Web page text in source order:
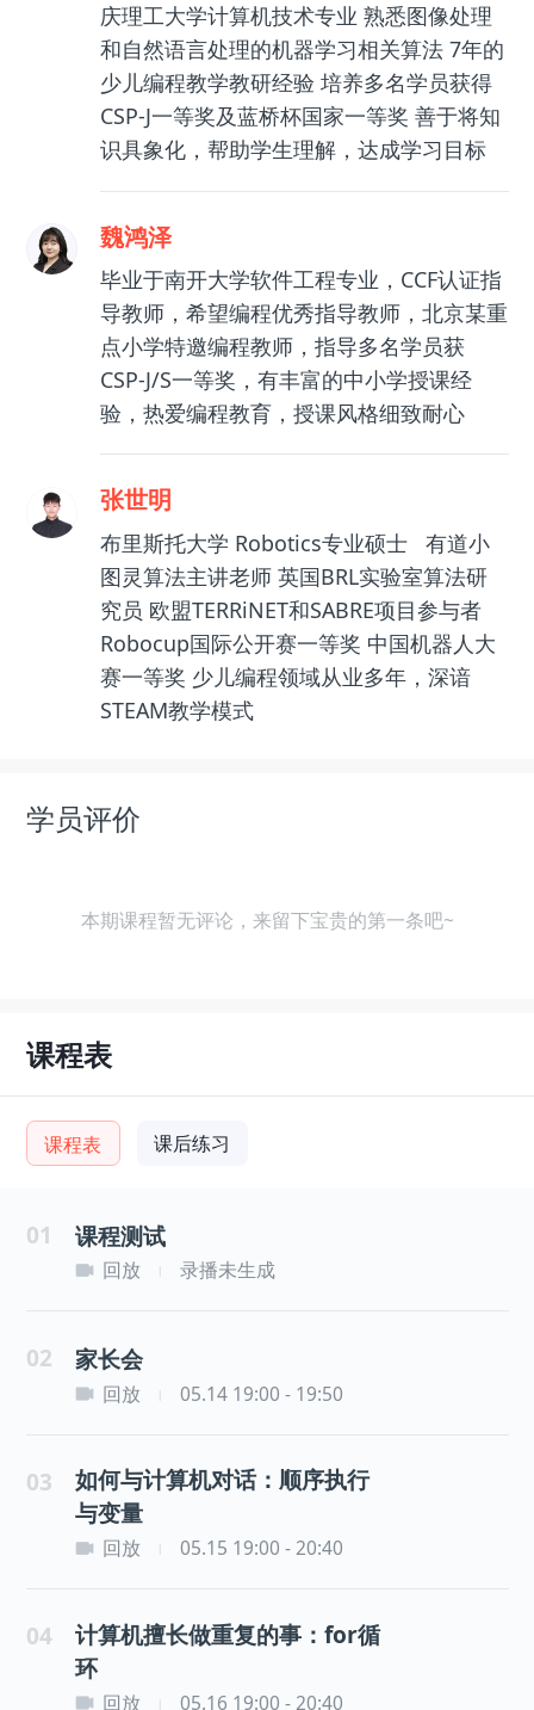
庆理工大学计算机技术专业 熟悉图像处理
和自然语言处理的机器学习相关算法 7年的
少儿编程教学教研经验 培养多名学员获得
CSP-J一等奖及蓝桥杯国家一等奖 善于将知
识具象化，帮助学生理解，达成学习目标
魏鸿泽
毕业于南开大学软件工程专业，CCF认证指
导教师，希望编程优秀指导教师，北京某重
点小学特邀编程教师，指导多名学员获
CSP-J/S一等奖，有丰富的中小学授课经
验，热爱编程教育，授课风格细致耐心
张世明
布里斯托大学 Robotics专业硕士 有道小
图灵算法主讲老师 英国BRL实验室算法研
究员 欧盟TERRiNET和SABRE项目参与者
Robocup国际公开赛一等奖 中国机器人大
赛一等奖 少儿编程领域从业多年，深谙
STEAM教学模式
学员评价
本期课程暂无评论，来留下宝贵的第一条吧~
课程表
课程表 课后练习
01 课程测试
回放 录播未生成
02 家长会
回放 05.14 19:00 - 19:50
03
如何与计算机对话：顺序执行
与变量
回放 05.15 19:00 - 20:40
04
计算机擅长做重复的事：for循
环
回放 05.16 19:00 - 20:40